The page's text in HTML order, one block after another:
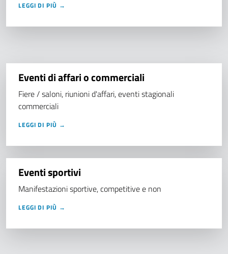
LEGGI DI PIÙ →
Eventi di affari o commerciali
Fiere / saloni, riunioni d'affari, eventi stagionali
commerciali
LEGGI DI PIÙ →
Eventi sportivi
Manifestazioni sportive, competitive e non
LEGGI DI PIÙ →